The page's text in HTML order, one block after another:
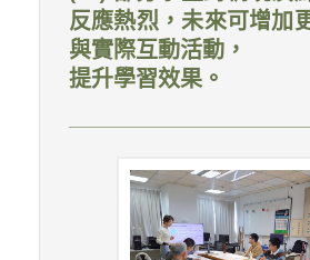
反應熱烈，未來可增加
與實際互動活動，
提升學習效果。